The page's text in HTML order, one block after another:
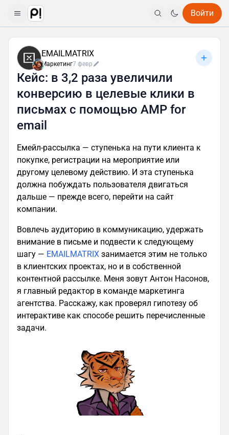
Войти
EMAILMATRIX
Маркетинг7 февр
Кейс: в 3,2 раза увеличили
конверсию в целевые клики в
письмах с помощью AMP for
email
Емейл-рассылка — ступенька на пути клиента к
покупке, регистрации на мероприятие или
другому целевому действию. И эта ступенька
должна побуждать пользователя двигаться
дальше — прежде всего, перейти на сайт
компании.
Вовлечь аудиторию в коммуникацию, удержать
внимание в письме и подвести к следующему
шагу — EMAILMATRIX занимается этим не только
в клиентских проектах, но и в собственной
контентной рассылке. Меня зовут Антон Насонов,
я главный редактор в команде маркетинга
агентства. Расскажу, как проверял гипотезу об
интерактиве как способе решить перечисленные
задачи.